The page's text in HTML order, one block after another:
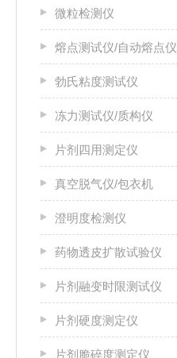
微粒检测仪
熔点测试仪/自动熔点仪
勃氏粘度测试仪
冻力测试仪/质构仪
片剂四用测定仪
真空脱气仪/包衣机
澄明度检测仪
药物透皮扩散试验仪
片剂融变时限测试仪
片剂硬度测定仪
片剂脆碎度测定仪